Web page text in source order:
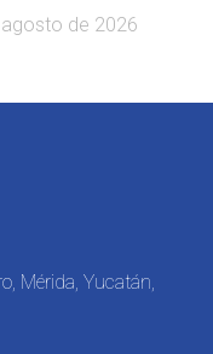
de 2026
Mérida, Yucatán,